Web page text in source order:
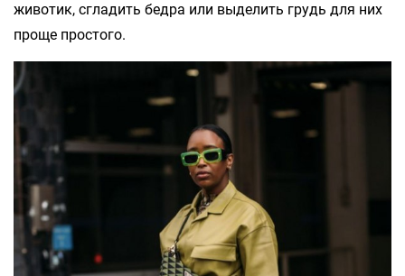
животик, сгладить бедра или выделить грудь для них
проще простого.